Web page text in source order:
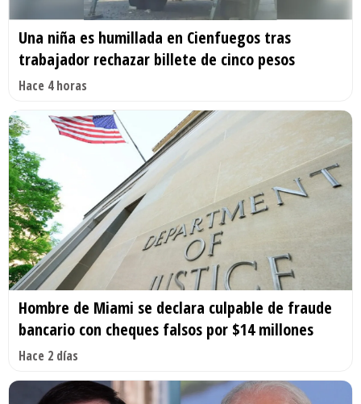
Una niña es humillada en Cienfuegos tras
trabajador rechazar billete de cinco pesos
Hace 4 horas
Hombre de Miami se declara culpable de fraude
bancario con cheques falsos por $14 millones
Hace 2 días